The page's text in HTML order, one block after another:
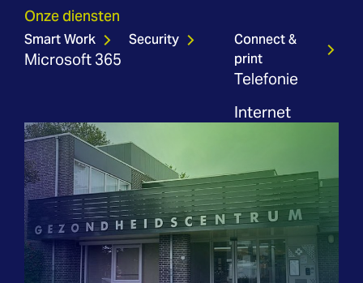
Onze diensten
Smart Work
Microsoft 365
Security Connect &
print
Telefonie
Internet